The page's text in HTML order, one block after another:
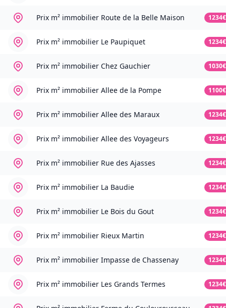
Prix m² immobilier Route de la Belle Maison 1234€
Prix m² immobilier Le Paupiquet 1234€
Prix m² immobilier Chez Gauchier 1030€
Prix m² immobilier Allee de la Pompe 1100€
Prix m² immobilier Allee des Maraux 1234€
Prix m² immobilier Allee des Voyageurs 1234€
Prix m² immobilier Rue des Ajasses 1234€
Prix m² immobilier La Baudie 1234€
Prix m² immobilier Le Bois du Gout 1234€
Prix m² immobilier Rieux Martin 1234€
Prix m² immobilier Impasse de Chassenay 1234€
Prix m² immobilier Les Grands Termes 1234€